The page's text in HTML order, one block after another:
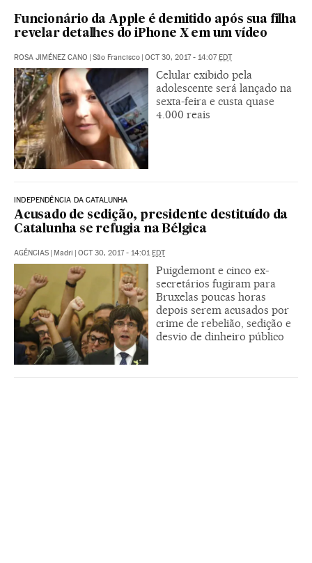
Funcionário da Apple é demitido após sua filha
revelar detalhes do iPhone X em um vídeo
ROSA JIMÉNEZ CANO | São Francisco | OCT 30, 2017 - 14:07EDT
Celular exibido pela
adolescente será lançado na
sexta-feira e custa quase
4.000 reais
INDEPENDÊNCIA DA CATALUNHA
Acusado de sedição, presidente destituído da
Catalunha se refugia na Bélgica
AGÊNCIAS | Madri | OCT 30, 2017 - 14:01EDT
Puigdemont e cinco ex-
secretários fugiram para
Bruxelas poucas horas
depois serem acusados por
crime de rebelião, sedição e
desvio de dinheiro público